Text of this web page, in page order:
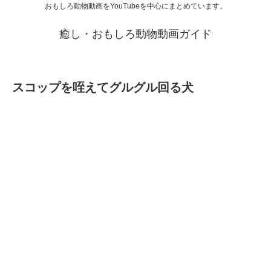
おもしろ動物動画をYouTubeを中心にまとめています。
癒し・おもしろ動物動画ガイド
スコップを咥えてグルグル回る犬